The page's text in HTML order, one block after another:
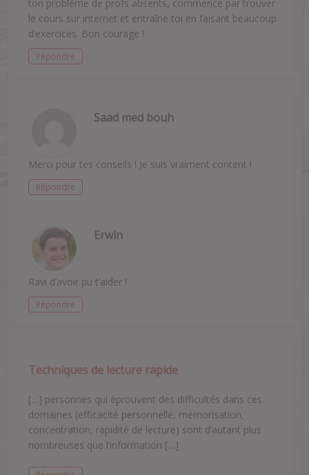
ton problème de profs absents, commence par trouver
le cours sur internet et entraîne toi en faisant beaucoup
d’exercices. Bon courage !
Répondre
Saad med bouh
Merci pour tes conseils ! Je suis vraiment content !
Répondre
Erwin
Ravi d’avoir pu t’aider !
Répondre
Techniques de lecture rapide
[…] personnes qui éprouvent des difficultés dans ces
domaines (efficacité personnelle, mémorisation,
concentration, rapidité de lecture) sont d’autant plus
nombreuses que l’information […]